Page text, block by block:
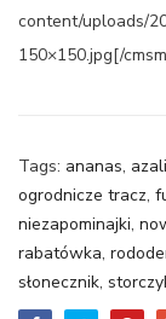
content/uploads/
150×150.jpg[/
Tags: ananas,
ogrodnicze tracz,
niezapominajki,
rabatówka,
słonecznik,